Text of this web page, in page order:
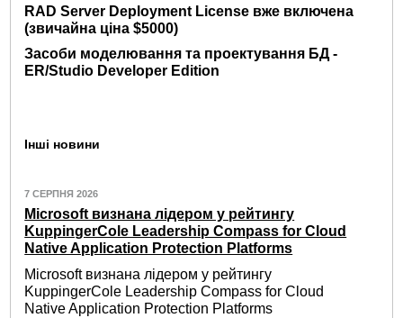
RAD Server Deployment License вже включена
(звичайна ціна $5000)
Засоби моделювання та проектування БД -
ER/Studio Developer Edition
Інші новини
7 СЕРПНЯ 2026
Microsoft визнана лідером у рейтингу
KuppingerCole Leadership Compass for Cloud
Native Application Protection Platforms
Microsoft визнана лідером у рейтингу
KuppingerCole Leadership Compass for Cloud
Native Application Protection Platforms